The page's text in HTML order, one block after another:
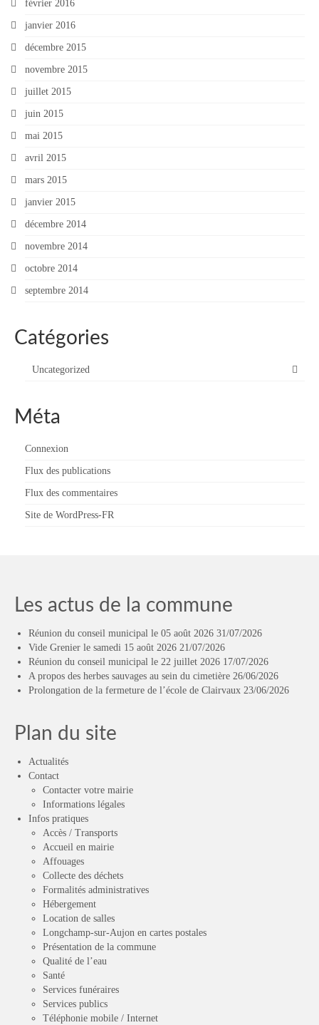
février 2016
janvier 2016
décembre 2015
novembre 2015
juillet 2015
juin 2015
mai 2015
avril 2015
mars 2015
janvier 2015
décembre 2014
novembre 2014
octobre 2014
septembre 2014
Catégories
Uncategorized
Méta
Connexion
Flux des publications
Flux des commentaires
Site de WordPress-FR
Les actus de la commune
Réunion du conseil municipal le 05 août 2026 31/07/2026
Vide Grenier le samedi 15 août 2026 21/07/2026
Réunion du conseil municipal le 22 juillet 2026 17/07/2026
A propos des herbes sauvages au sein du cimetière 26/06/2026
Prolongation de la fermeture de l’école de Clairvaux 23/06/2026
Plan du site
Actualités
Contact
Contacter votre mairie
Informations légales
Infos pratiques
Accès / Transports
Accueil en mairie
Affouages
Collecte des déchets
Formalités administratives
Hébergement
Location de salles
Longchamp-sur-Aujon en cartes postales
Présentation de la commune
Qualité de l’eau
Santé
Services funéraires
Services publics
Téléphonie mobile / Internet